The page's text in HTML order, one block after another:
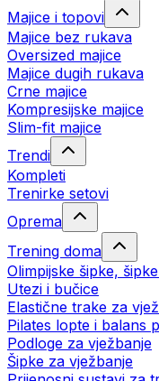
Majice i topovi
Majice bez rukava
Oversized majice
Majice dugih rukava
Crne majice
Kompresijske majice
Slim-fit majice
Trendi
Kompleti
Trenirke setovi
Oprema
Trening doma
Olimpijske šipke,
Utezi i bučice
Elastične trake za
Pilates lopte i balans
Podloge za vježbanje
Šipke za vježbanje